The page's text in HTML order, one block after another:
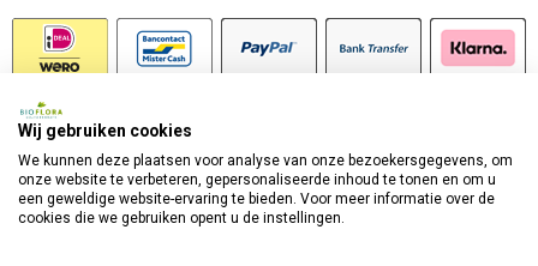
Wij gebruiken cookies
We kunnen deze plaatsen voor analyse van onze bezoekersgegevens, om
onze website te verbeteren, gepersonaliseerde inhoud te tonen en om u
een geweldige website-ervaring te bieden. Voor meer informatie over de
cookies die we gebruiken opent u de instellingen.